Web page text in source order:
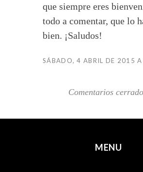
que siempre eres
todo a comentar, que lo
bien. ¡Saludos!
SÁBADO, 4 ABRIL DE 2015
Comentarios
MENU